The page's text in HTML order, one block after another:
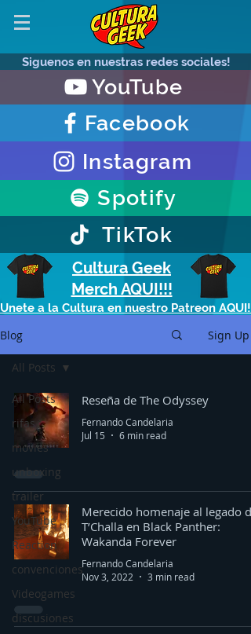
Blog Sign Up
All Posts
rifas
movies
unboxing
trailer
YouTube
Reaction
convenciones
Videogames
discusiones
All Posts
Reseña de The Odyssey
Fernando Candelaria
Jul 15
6 min read
Merecido homenaje al legado de
T’Challa en Black Panther:
Wakanda Forever
Fernando Candelaria
Nov 3, 2022
3 min read
Siguenos en nuestras redes sociales!
YouTube
Facebook
Instagram
Spotify
TikTok
Cultura Geek
Merch AQUI!!!
Unete a la Cultura en nuestro Patreon AQUI!